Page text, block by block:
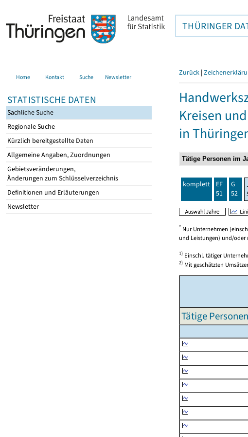
THÜRINGER
Home Kontakt Suche Newsletter
STATISTISCHE DATEN
Sachliche Suche
Regionale Suche
Kürzlich bereitgestellte Daten
Allgemeine Angaben, Zuordnungen
Gebietsveränderungen,
Änderungen zum Schlüsselverzeichnis
Definitionen und Erläuterungen
Newsletter
Zurück |
Kreisen
in
komplett
EF
51
G
52
* Nur Unternehmen
und Leistungen) und/oder
1) Einschl. tätiger
2) Mit geschätzten
Tätige